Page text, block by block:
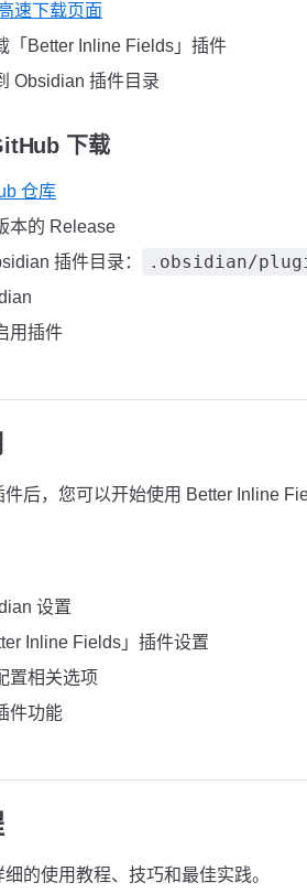
速下载页面
「Better Inline Fields」插件
Obsidian 插件目录
下载
仓库
本的 Release
插件目录：
.obsidian/
用插件
后，您可以开始使用 Better Inline
设置
Inline Fields」插件设置
置相关选项
件功能
的使用教程、技巧和最佳实践。